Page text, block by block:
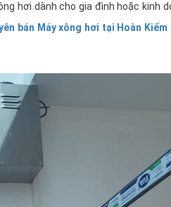
hơi dành cho gia đình hoặc kinh
bán Máy xông hơi tại Hoàn Kiếm